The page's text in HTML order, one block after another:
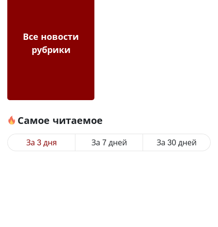
Все новости
рубрики
Самое читаемое
За 3 дня За 7 дней За 30 дней